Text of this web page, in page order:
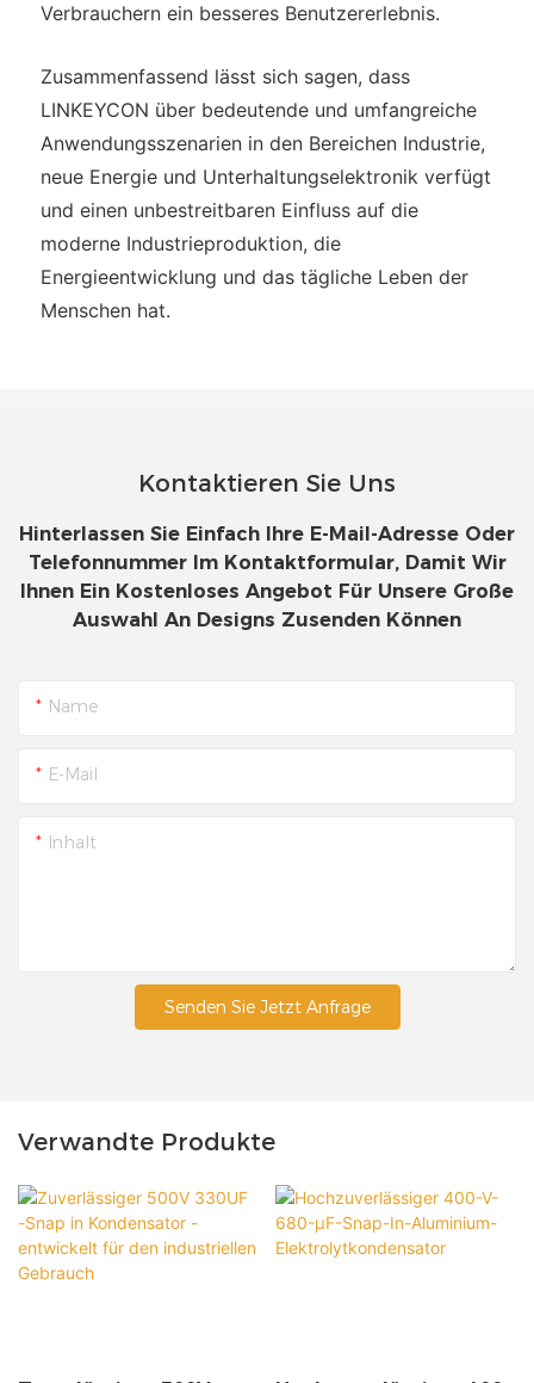
Verbrauchern ein besseres Benutzererlebnis.
Zusammenfassend lässt sich sagen, dass
LINKEYCON über bedeutende und umfangreiche
Anwendungsszenarien in den Bereichen Industrie,
neue Energie und Unterhaltungselektronik verfügt
und einen unbestreitbaren Einfluss auf die
moderne Industrieproduktion, die
Energieentwicklung und das tägliche Leben der
Menschen hat.
Kontaktieren Sie Uns
Hinterlassen Sie Einfach Ihre E-Mail-Adresse Oder
Telefonnummer Im Kontaktformular, Damit Wir
Ihnen Ein Kostenloses Angebot Für Unsere Große
Auswahl An Designs Zusenden Können
Name
E-Mail
Inhalt
Senden Sie Jetzt Anfrage
Verwandte Produkte